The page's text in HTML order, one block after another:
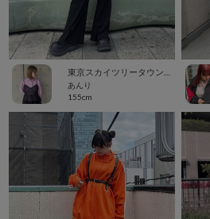
あんり
155cm